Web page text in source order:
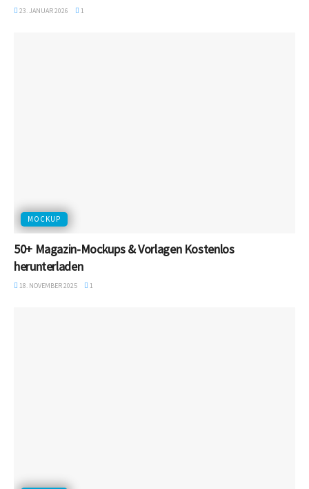
23. JANUAR 2026 1
MOCKUP
50+ Magazin-Mockups & Vorlagen Kostenlos
herunterladen
18. NOVEMBER 2025 1